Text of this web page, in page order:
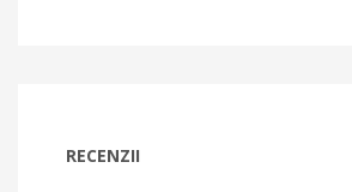
RECENZII